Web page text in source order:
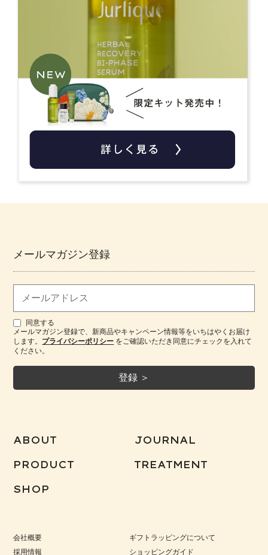
メールマガジン登録
同意する
メールマガジン登録で、新商品やキャンペーン情報等をいちはやくお届け
します。 プライバシーポリシー をご確認いただき同意にチェックを入れて
ください。
ABOUT JOURNAL
PRODUCT TREATMENT
SHOP
会社概要
採用情報
ギフトラッピングについて
ショッピングガイド